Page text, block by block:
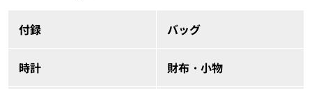
付録 バッグ
時計 財布・小物